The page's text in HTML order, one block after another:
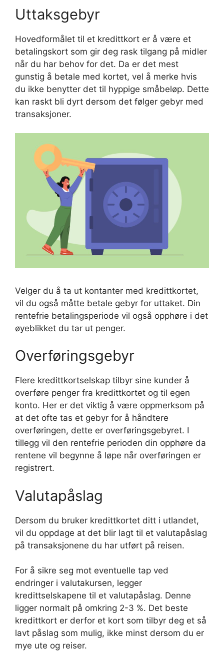
Uttaksgebyr
Hovedformålet til et kredittkort er å være et
betalingskort som gir deg rask tilgang på midler
når du har behov for det. Da er det mest
gunstig å betale med kortet, vel å merke hvis
du ikke benytter det til hyppige småbeløp. Dette
kan raskt bli dyrt dersom det følger gebyr med
transaksjoner.
Velger du å ta ut kontanter med kredittkortet,
vil du også måtte betale gebyr for uttaket. Din
rentefrie betalingsperiode vil også opphøre i det
øyeblikket du tar ut penger.
Overføringsgebyr
Flere kredittkortselskap tilbyr sine kunder å
overføre penger fra kredittkortet og til egen
konto. Her er det viktig å være oppmerksom på
at det ofte tas et gebyr for å håndtere
overføringen, dette er overføringsgebyret. I
tillegg vil den rentefrie perioden din opphøre da
rentene vil begynne å løpe når overføringen er
registrert.
Valutapåslag
Dersom du bruker kredittkortet ditt i utlandet,
vil du oppdage at det blir lagt til et valutapåslag
på transaksjonene du har utført på reisen.
For å sikre seg mot eventuelle tap ved
endringer i valutakursen, legger
kredittselskapene til et valutapåslag. Denne
ligger normalt på omkring 2-3 %. Det beste
kredittkort er derfor et kort som tilbyr deg et så
lavt påslag som mulig, ikke minst dersom du er
mye ute og reiser.